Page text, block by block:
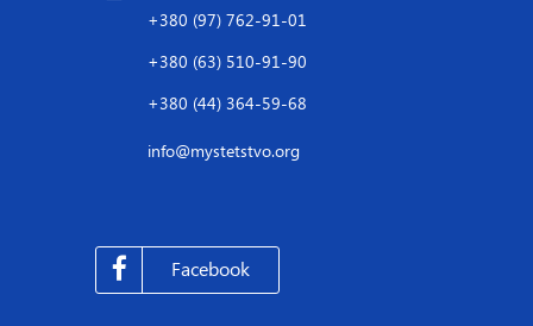
+380 (97) 762-91-01
+380 (63) 510-91-90
+380 (44) 364-59-68
info@mystetstvo.org
Facebook